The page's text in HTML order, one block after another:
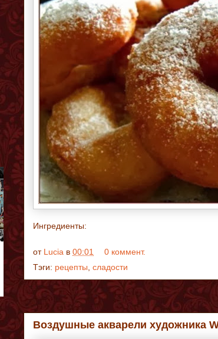
Ингредиенты:
от Lucia в 00:01
0 коммент.
Тэги: рецепты, сладости
Воздушные акварели художника